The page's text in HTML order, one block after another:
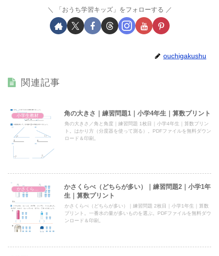
「おうち学習キッズ」をフォローする
ouchigakushu
関連記事
小学生教材 角の大きさ｜練習問題1｜小学4年生｜算数プリント
角の大きさ／角と角度｜練習問題 1枚目｜小学4年生｜算数プリン
ト。はかり方（分度器を使って測る）。PDFファイルを無料ダウン
ロード＆印刷。
かさくらべ（どちらが多い）
かさくらべ（どちらが多い）｜練習問題2｜小学1年
生｜算数プリント
かさくらべ（どちらが多い）｜練習問題 2枚目｜小学1年生｜算数
プリント。一番水の量が多いものを選ぶ。PDFファイルを無料ダウ
ンロード＆印刷。